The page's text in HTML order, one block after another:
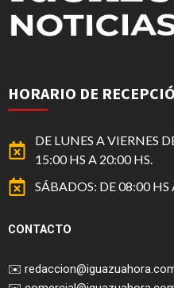
HORARIO DE
DE LUNES A VIERNES
15:00 HS A 20:00 HS.
SÁBADOS: DE 08:00 HS
CONTACTO
✉️